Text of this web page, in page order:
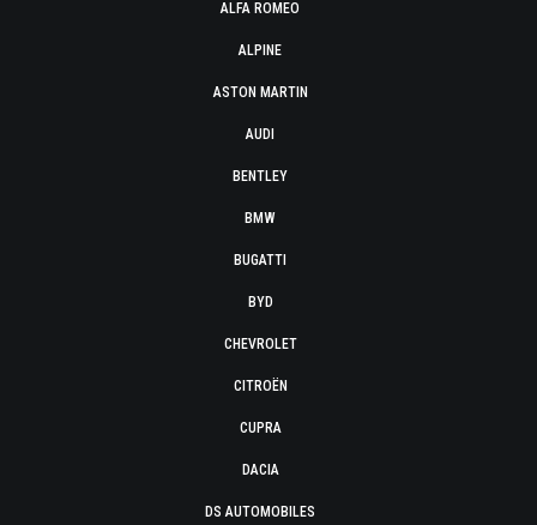
ALFA ROMEO
ALPINE
ASTON MARTIN
AUDI
BENTLEY
BMW
BUGATTI
BYD
CHEVROLET
CITROËN
CUPRA
DACIA
DS AUTOMOBILES